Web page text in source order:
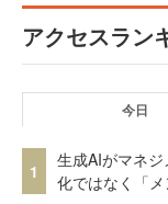
アクセスラン
今日
1
生成AIがマネ
化ではなく「メ